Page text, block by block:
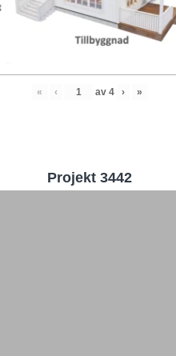
« ‹ av 4 › »
Projekt 3442